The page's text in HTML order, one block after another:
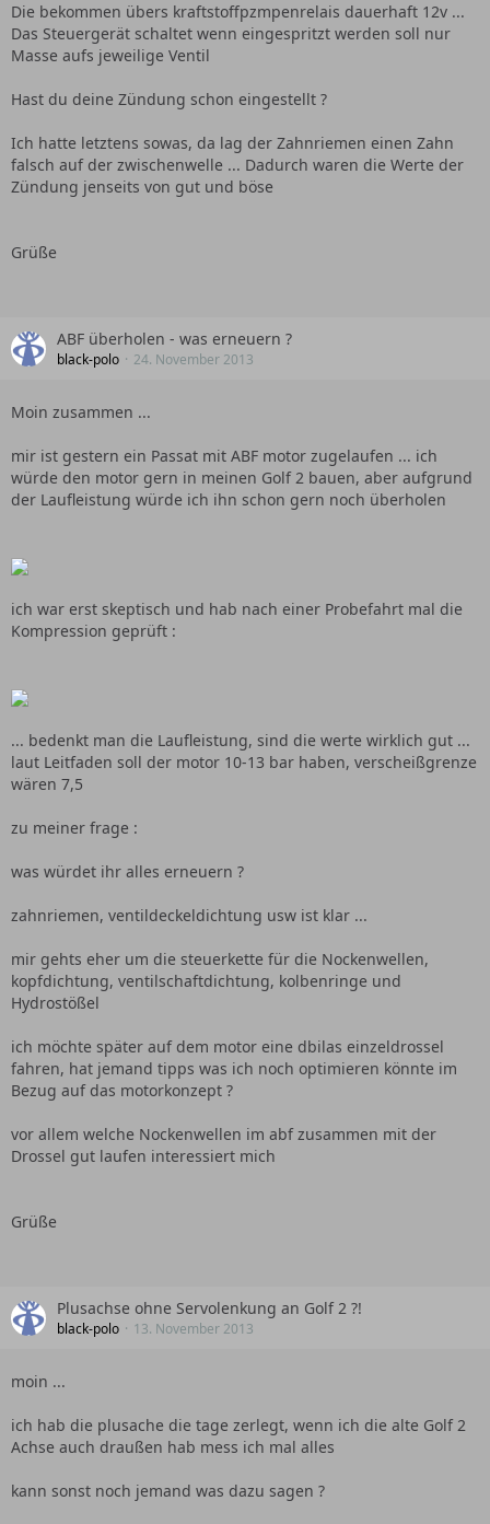
Die bekommen übers kraftstoffpzmpenrelais dauerhaft 12v ...
Das Steuergerät schaltet wenn eingespritzt werden soll nur
Masse aufs jeweilige Ventil
Hast du deine Zündung schon eingestellt ?
Ich hatte letztens sowas, da lag der Zahnriemen einen Zahn
falsch auf der zwischenwelle ... Dadurch waren die Werte der
Zündung jenseits von gut und böse
Grüße
ABF überholen - was erneuern ?
black-polo 24. November 2013
Moin zusammen ...
mir ist gestern ein Passat mit ABF motor zugelaufen ... ich
würde den motor gern in meinen Golf 2 bauen, aber aufgrund
der Laufleistung würde ich ihn schon gern noch überholen
ich war erst skeptisch und hab nach einer Probefahrt mal die
Kompression geprüft :
... bedenkt man die Laufleistung, sind die werte wirklich gut ...
laut Leitfaden soll der motor 10-13 bar haben, verscheißgrenze
wären 7,5
zu meiner frage :
was würdet ihr alles erneuern ?
zahnriemen, ventildeckeldichtung usw ist klar ...
mir gehts eher um die steuerkette für die Nockenwellen,
kopfdichtung, ventilschaftdichtung, kolbenringe und
Hydrostößel
ich möchte später auf dem motor eine dbilas einzeldrossel
fahren, hat jemand tipps was ich noch optimieren könnte im
Bezug auf das motorkonzept ?
vor allem welche Nockenwellen im abf zusammen mit der
Drossel gut laufen interessiert mich
Grüße
Plusachse ohne Servolenkung an Golf 2 ?!
black-polo 13. November 2013
moin ...
ich hab die plusache die tage zerlegt, wenn ich die alte Golf 2
Achse auch draußen hab mess ich mal alles
kann sonst noch jemand was dazu sagen ?